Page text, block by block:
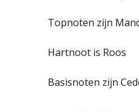
prijs
was:
85,95 €.
prijs
is:
69,95 €.
Topnoten zijn
Hartnoot is Roos
Basisnoten zijn